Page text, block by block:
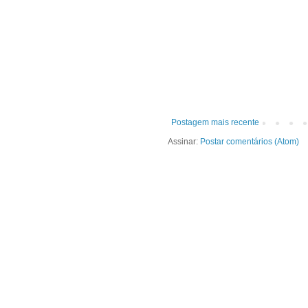
Postagem mais recente
Assinar: Postar comentários (Atom)